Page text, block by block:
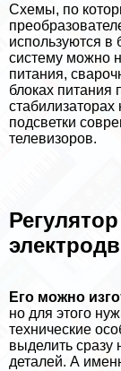
Схемы, по
используются в
систему можно
питания,
блоках питания
подсветки
телевизоров.
Его можно
но для этого
технические
выделить сразу
деталей. А